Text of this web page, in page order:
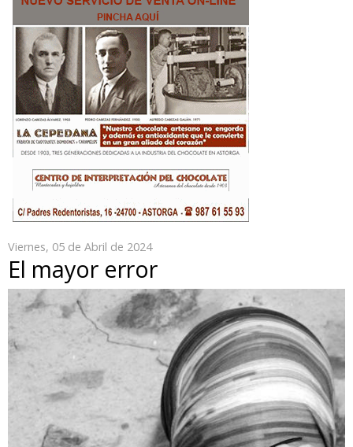
Viernes, 05 de Abril de 2024
El mayor error